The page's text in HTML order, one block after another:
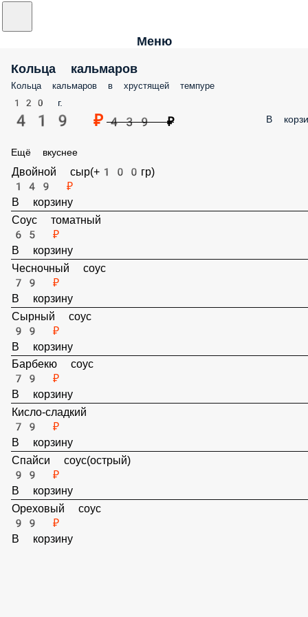
Меню
Кольца кальмаров
Кольца кальмаров в хрустящей темпуре
120 г.
419 ₽ 439 ₽ В
Ещё вкуснее
Двойной сыр(+100гр)
149 ₽
В корзину
Соус томатный
65 ₽
В корзину
Чесночный соус
79 ₽
В корзину
Сырный соус
99 ₽
В корзину
Барбекю соус
79 ₽
В корзину
Кисло-сладкий
79 ₽
В корзину
Спайси соус(острый)
99 ₽